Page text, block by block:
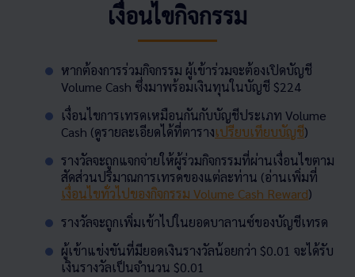
เงื่อนไขกิจกรรม
หากต้องการร่วมกิจกรรม ผู้เข้าร่วมจะต้องเปิดบัญชี
Volume Cash ซึ่งมาพร้อมเงินทุนในบัญชี $224
เงื่อนไขการเทรดเหมือนกันกับบัญชีประเภท Volume
Cash (ดูรายละเอียดได้ที่ตารางเปรียบเทียบบัญชี)
รางวัลจะถูกแจกจ่ายให้ผู้ร่วมกิจกรรมที่ผ่านเงื่อนไขตาม
สัดส่วนปริมาณการเทรดของแต่ละท่าน (อ่านเพิ่มที่
เงื่อนไขทั่วไปของกิจกรรม Volume Cash Reward)
รางวัลจะถูกเพิ่มเข้าไปในยอดบาลานซ์ของบัญชีเทรด
ผู้เข้าแข่งขันที่มียอดเงินรางวัลน้อยกว่า $0.01 จะได้รับ
เงินรางวัลเป็นจำนวน $0.01